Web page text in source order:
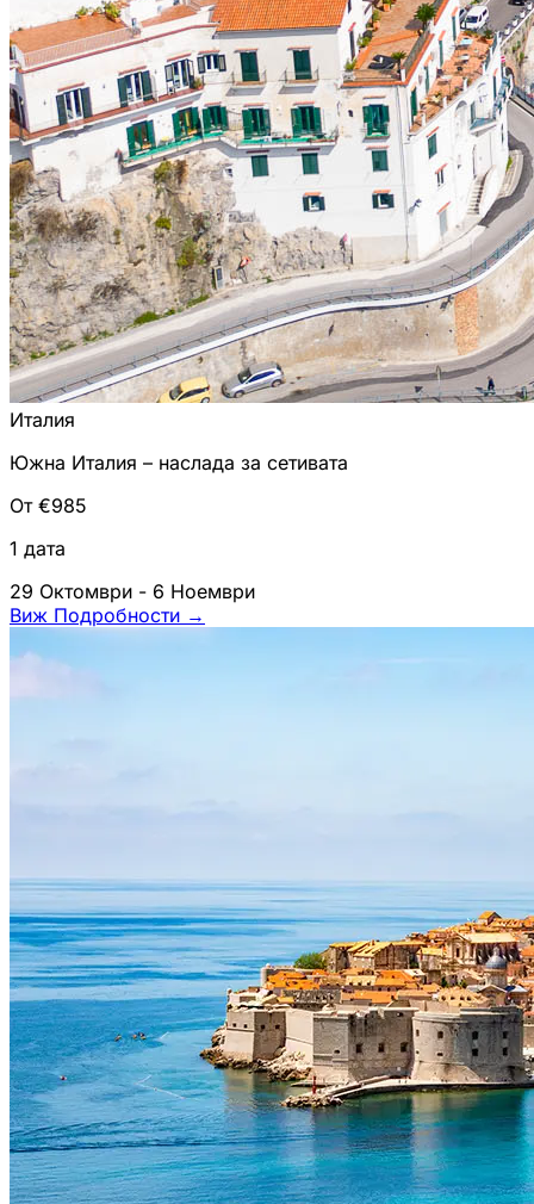
Италия
Южна Италия – наслада за сетивата
От €985
1 дата
29 Октомври - 6 Ноември
Виж Подробности →